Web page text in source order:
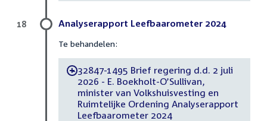
Analyserapport Leefbaarometer 2024
Te behandelen:
-32847-1495 Brief regering d.d. 2 juli
2026 - E. Boekholt-O’Sullivan,
minister van Volkshuisvesting en
Ruimtelijke Ordening Analyserapport
Leefbaarometer 2024
18